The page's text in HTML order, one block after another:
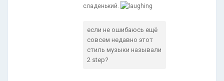
сладенький.
если не ошибаюсь ещё
совсем недавно этот
стиль музыки называли
2 step?